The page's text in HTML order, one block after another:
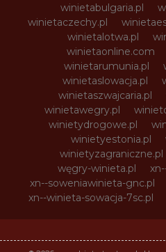
winietabulgaria.pl
winietaczechy.pl
winietalotwa.pl
winietaonline.com
winietarumunia.pl
winietaslowacja.pl
winietaszwajcaria.pl
winietawegry.pl
winietydrogowe.pl
winietyestonia.pl
winietyzagraniczne.pl
węgry-winieta.pl
xn--soweniawinieta-gnc.pl
xn--winieta-sowacja-7sc.pl